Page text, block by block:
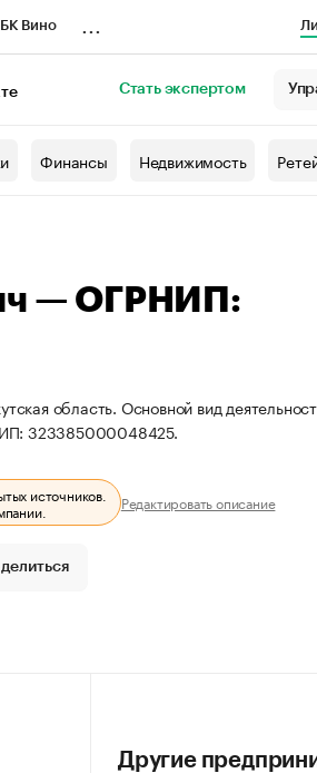
Вино
Стать экспертом
Финансы Недвижимость
— ОГРНИП:
область. Основной вид
323385000048425.
источников. Редактировать описание
Другие